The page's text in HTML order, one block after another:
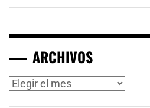
ARCHIVOS
Archivos